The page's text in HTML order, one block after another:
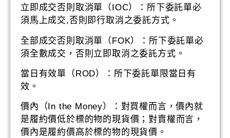
立即成交否則取消單（IOC）：所下委託單必
須馬上成交,否則即行取消之委託方式。
全部成交否則取消單（FOK）：所下委託單必
須全數成交，否則立即取消之委託方式。
當日有效單（ROD）：所下委託單限當日有
效。
價內（In the Money）：對買權而言，價內就
是履約價低於標的物的現貨價；對賣權而言，
價內是履約價高於標的物的現貨價。